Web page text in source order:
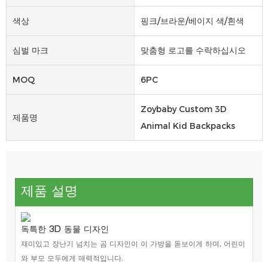
색상 핑크/브라운/베이지 색/흰색
심벌 마크 맞춤형 로고를 수락하십시오
MOQ 6PC
제품명
Zoybaby Custom 3D
Animal Kid Backpacks
제품 설명
독특한 3D 동물 디자인
재미있고 장난기 넘치는 곰 디자인이 이 가방을 돋보이게 하며, 어린이
와 부모 모두에게 매력적입니다.